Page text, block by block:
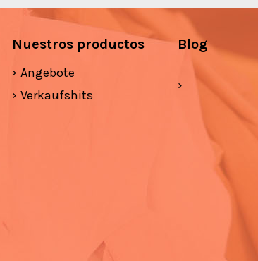
Nuestros productos
Angebote
Verkaufshits
Blog